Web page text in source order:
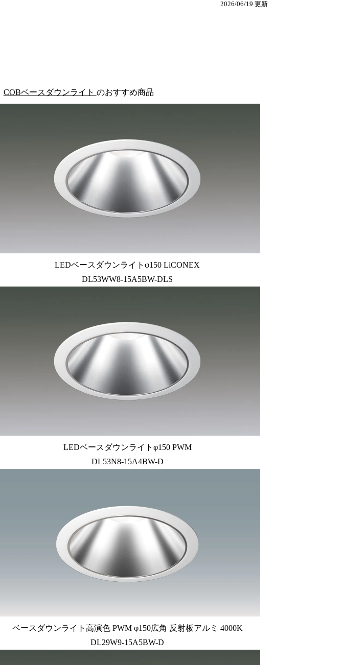
2026/06/19 更新
COBベースダウンライト のおすすめ商品
LEDベースダウンライトφ150 LiCONEX
DL53WW8-15A5BW-DLS
LEDベースダウンライトφ150 PWM
DL53N8-15A4BW-D
ベースダウンライト高演色 PWM φ150広角 反射板アルミ 4000K
DL29W9-15A5BW-D